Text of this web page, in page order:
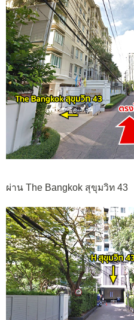
ผ่าน The Bangkok สุขุมวิท 43